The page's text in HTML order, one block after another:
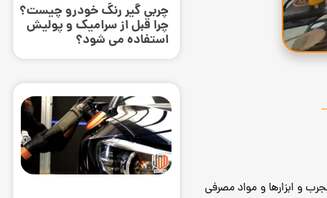
و ابزارها و مواد مصرفی
چربی گیر رنگ خودرو چیست؟
چرا قبل از سرامیک و پولیش
استفاده می ‌شود؟